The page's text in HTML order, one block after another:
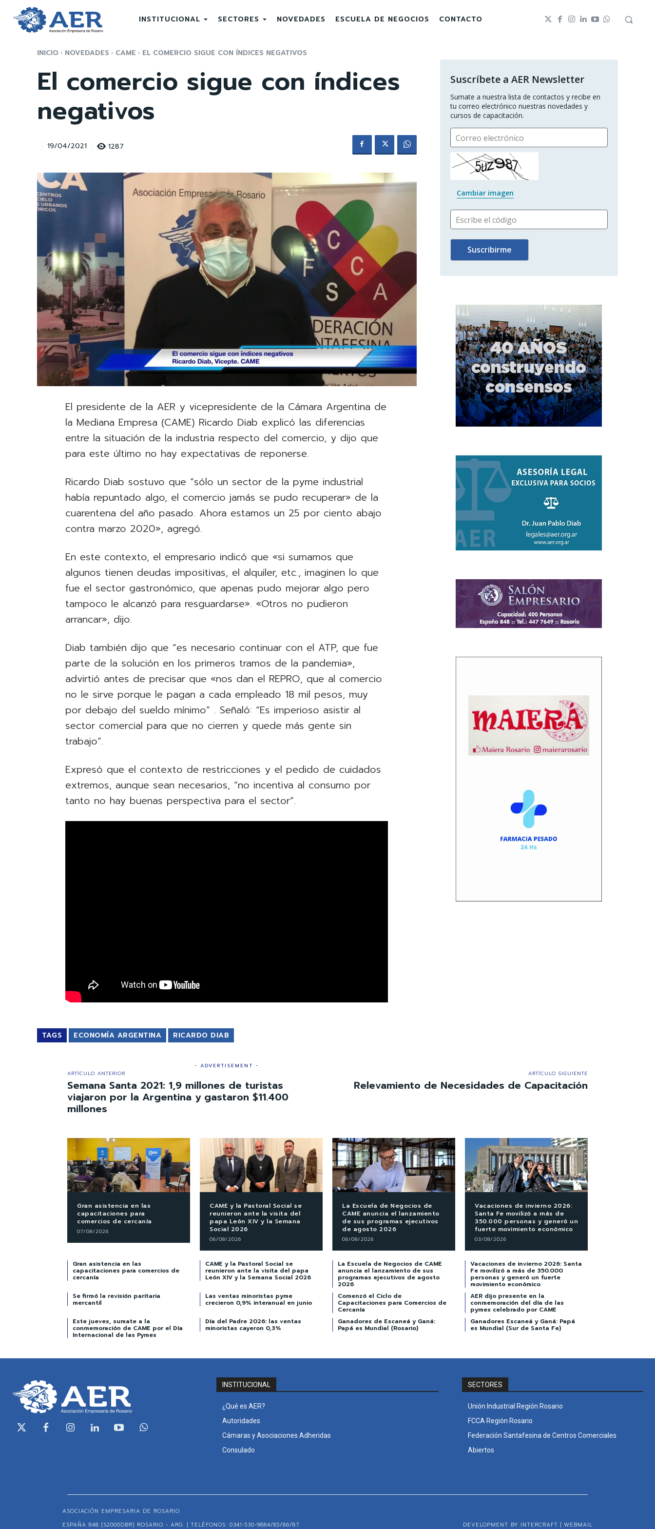
INSTITUCIONAL SECTORES NOVEDADES ESCUELA DE NEGOCIOS CONTACTO
INICIO NOVEDADES CAME EL COMERCIO SIGUE CON ÍNDICES NEGATIVOS
El comercio sigue con índices
negativos
19/04/2021 1287
El presidente de la AER y vicepresidente de la Cámara Argentina de
la Mediana Empresa (CAME) Ricardo Diab explicó las diferencias
entre la situación de la industria respecto del comercio, y dijo que
para este último no hay expectativas de reponerse.
Ricardo Diab sostuvo que “sólo un sector de la pyme industrial
había repuntado algo, el comercio jamás se pudo recuperar» de la
cuarentena del año pasado. Ahora estamos un 25 por ciento abajo
contra marzo 2020», agregó.
En este contexto, el empresario indicó que «si sumamos que
algunos tienen deudas impositivas, el alquiler, etc., imaginen lo que
fue el sector gastronómico, que apenas pudo mejorar algo pero
tampoco le alcanzó para resguardarse». «Otros no pudieron
arrancar», dijo.
Diab también dijo que “es necesario continuar con el ATP, que fue
parte de la solución en los primeros tramos de la pandemia»,
advirtió antes de precisar que «nos dan el REPRO, que al comercio
no le sirve porque le pagan a cada empleado 18 mil pesos, muy
por debajo del sueldo mínimo” . Señaló: “Es imperioso asistir al
sector comercial para que no cierren y quede más gente sin
trabajo”.
Expresó que el contexto de restricciones y el pedido de cuidados
extremos, aunque sean necesarios, “no incentiva al consumo por
tanto no hay buenas perspectiva para el sector”.
TAGS ECONOMÍA ARGENTINA RICARDO DIAB
- ADVERTISEMENT -
Suscríbete a AER Newsletter
Sumate a nuestra lista de contactos y recibe en
tu correo electrónico nuestras novedades y
cursos de capacitación.
Correo electrónico
Cambiar imagen
Escribe el código
ARTÍCULO ANTERIOR
Semana Santa 2021: 1,9 millones de turistas
viajaron por la Argentina y gastaron $11.400
millones
ARTÍCULO SIGUIENTE
Relevamiento de Necesidades de Capacitación
Gran asistencia en las
capacitaciones para
comercios de cercanía
07/08/2026
CAME y la Pastoral Social se
reunieron ante la visita del
papa León XIV y la Semana
Social 2026
06/08/2026
La Escuela de Negocios de
CAME anuncia el lanzamiento
de sus programas ejecutivos
de agosto 2026
06/08/2026
Vacaciones de invierno 2026:
Santa Fe movilizó a más de
350.000 personas y generó un
fuerte movimiento económico
03/08/2026
Gran asistencia en las
capacitaciones para comercios de
cercanía
CAME y la Pastoral Social se
reunieron ante la visita del papa
León XIV y la Semana Social 2026
La Escuela de Negocios de CAME
anuncia el lanzamiento de sus
programas ejecutivos de agosto
2026
Vacaciones de invierno 2026: Santa
Fe movilizó a más de 350.000
personas y generó un fuerte
movimiento económico
Se firmó la revisión paritaria
mercantil
Las ventas minoristas pyme
crecieron 0,9% interanual en junio
Comenzó el Ciclo de
Capacitaciones para Comercios de
Cercanía
AER dijo presente en la
conmemoración del día de las
pymes celebrado por CAME
Este jueves, sumate a la
conmemoración de CAME por el Día
Internacional de las Pymes
Día del Padre 2026: las ventas
minoristas cayeron 0,3%
Ganadores de Escaneá y Ganá:
Papá es Mundial (Rosario)
Ganadores Escaneá y Ganá: Papá
es Mundial (Sur de Santa Fe)
INSTITUCIONAL
¿Qué es AER?
Autoridades
Cámaras y Asociaciones Adheridas
Consulado
SECTORES
Unión Industrial Región Rosario
FCCA Región Rosario
Federación Santafesina de Centros Comerciales
Abiertos
ASOCIACIÓN EMPRESARIA DE ROSARIO
ESPAÑA 848 (S2000DBR) ROSARIO - ARG. | TELÉFONOS: 0341-530-9884/85/86/87
DEVELOPMENT BY INTERCRAFT | WEBMAIL